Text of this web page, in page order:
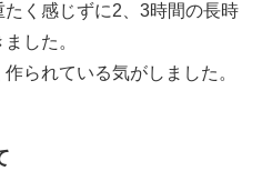
く感じずに2、3時間の長時
した。
られている気がしました。